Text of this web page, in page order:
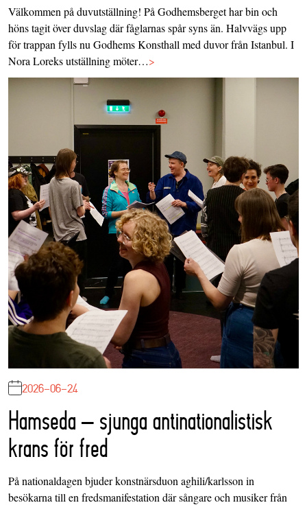
Välkommen på duvutställning! På Godhemsberget har bin och
höns tagit över duvslag där fåglarnas spår syns än. Halvvägs upp
för trappan fylls nu Godhems Konsthall med duvor från Istanbul. I
Nora Loreks utställning möter…>
2026-06-24
Hamseda – sjunga antinationalistisk
krans för fred
På nationaldagen bjuder konstnärsduon aghili/karlsson in
besökarna till en fredsmanifestation där sångare och musiker från